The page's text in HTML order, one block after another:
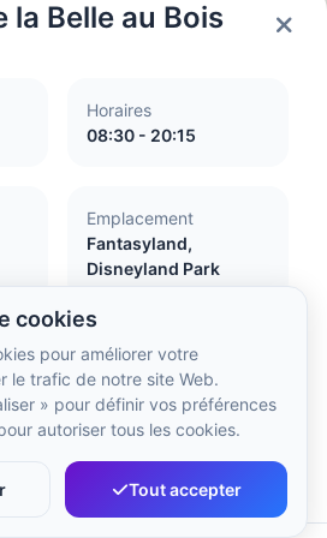
2:03 AM
: 2:03 AM
:3:03 AM
3:03 AM
cookies
pour améliorer votre
le trafic de notre site Web.
» pour définir vos préférences
autoriser tous les cookies.
Tout accepter
la Belle au Bois
Horaires
08:30 - 20:15
Emplacement
Fantasyland,
Disneyland Park
or no flash
women
assistance dogs accepted